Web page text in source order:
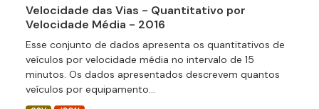
Velocidade das Vias - Quantitativo por
Velocidade Média - 2016
Esse conjunto de dados apresenta os quantitativos de
veículos por velocidade média no intervalo de 15
minutos. Os dados apresentados descrevem quantos
veículos por equipamento...